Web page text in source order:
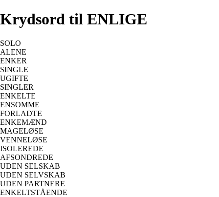
Krydsord til ENLIGE
SOLO
ALENE
ENKER
SINGLE
UGIFTE
SINGLER
ENKELTE
ENSOMME
FORLADTE
ENKEMÆND
MAGELØSE
VENNELØSE
ISOLEREDE
AFSONDREDE
UDEN SELSKAB
UDEN SELVSKAB
UDEN PARTNERE
ENKELTSTÅENDE